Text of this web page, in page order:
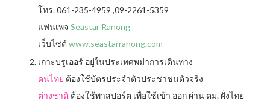
โทร. 061-235-4959 ,09-2261-5359
แฟนเพจ Seastar Ranong
เว็บไซต์ www.seastarranong.com
เกาะบรูเออร์ อยู่ในประเทศพม่าการเดินทาง
คนไทย ต้องใช้บัตรประจำตัวประชาชนตัวจริง
ต่างชาติ ต้องใช้พาสปอร์ต เพื่อใช้เข้า ออก ผ่าน ตม. ฝั่งไทย